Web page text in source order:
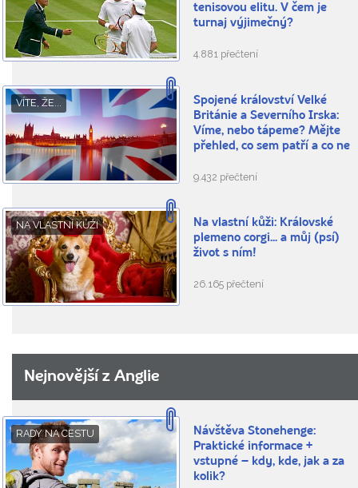
tenisovou elitu. V čem je
turnaj výjimečný?
4.881 přečtení
VÍTE, ŽE...
Spojené království Velké
Británie a Severního Irska:
Víme, nebo tápeme? Mějte
přehled, co sem patří a co ne
9.432 přečtení
NA VLASTNÍ KŮŽI
Na vlastní kůži: Královské
plemeno corgi... a můj (psí)
život s ním!
26.165 přečtení
Nejnovější z Anglie
RADY NA CESTU
Návštěva Stonehenge:
Praktické informace +
vstupné – kdy, kde, jak a za
kolik?